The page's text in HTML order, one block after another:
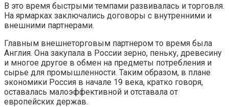
В это время быстрыми темпами развивалась и торговля.
На ярмарках заключались договоры с внутренними и
внешними партнерами.
Главным внешнеторговым партнером то время была
Англия. Она закупала в России зерно, пеньку, древесину
и многое другое в обмен на предметы потребления и
сырье для промышленности. Таким образом, в плане
экономики Россия в начале 19 века, кратко говоря,
оставалась малоэффективной и отставала от
европейских держав.